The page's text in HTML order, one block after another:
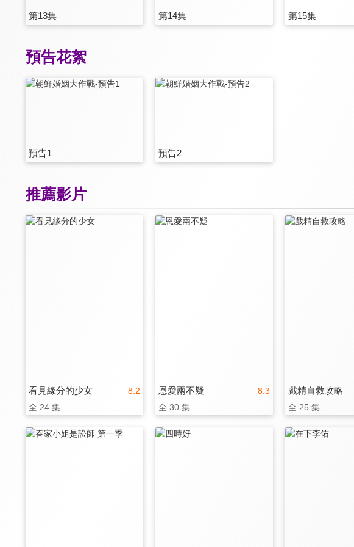
第13集 第14集 第15集
預告花絮
預告1 預告2
推薦影片
8.2
看見緣分的少女
全 24 集
8.3
恩愛兩不疑
全 30 集
戲精自救攻略
全 25 集